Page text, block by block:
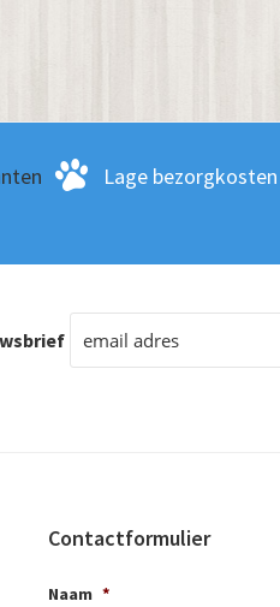
Lage bezorgkosten
Contactformulier
Naam *